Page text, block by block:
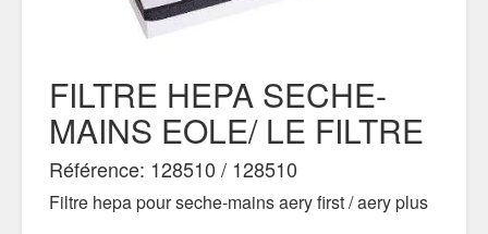
de ce site vous intéresse
FILTRE HEPA SECHE-
MAINS EOLE/ LE FILTRE
Référence: 128510 / 128510
Filtre hepa pour seche-mains aery first / aery plus